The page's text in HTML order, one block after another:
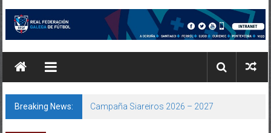
Breaking News: Campaña Siareiros 2026 – 2027